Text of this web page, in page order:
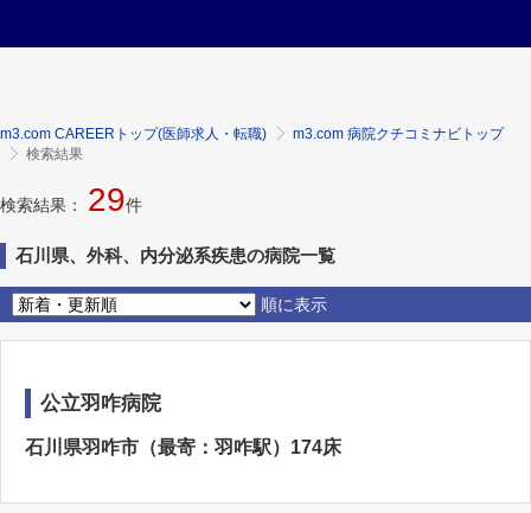
m3.com CAREERトップ(医師求人・転職)
m3.com 病院クチコミナビトップ
検索結果
検索結果： 29件
石川県、外科、内分泌系疾患の病院一覧
順に表示
公立羽咋病院
石川県羽咋市（最寄：羽咋駅）174床